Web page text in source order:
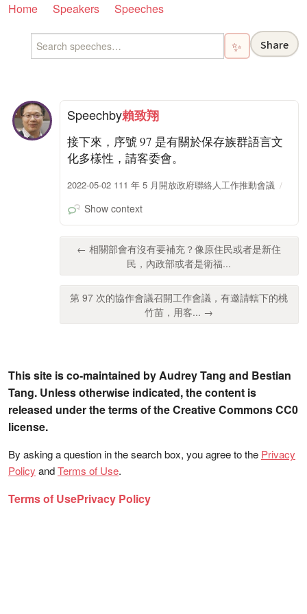
Home Speakers Speeches
✨ Share
Speechby賴致翔
接下來，序號 97 是有關於保存族群語言文
化多樣性，請客委會。
2022-05-02 111 年 5 月開放政府聯絡人工作推動會議
Show context
← 相關部會有沒有要補充？像原住民或者是新住
民，內政部或者是衛福...
第 97 次的協作會議召開工作會議，有邀請轄下的桃
竹苗，用客... →
This site is co-maintained by Audrey Tang and Bestian
Tang. Unless otherwise indicated, the content is
released under the terms of the Creative Commons CC0
license.
By asking a question in the search box, you agree to the Privacy
Policy andTerms of Use.
Terms of UsePrivacy Policy